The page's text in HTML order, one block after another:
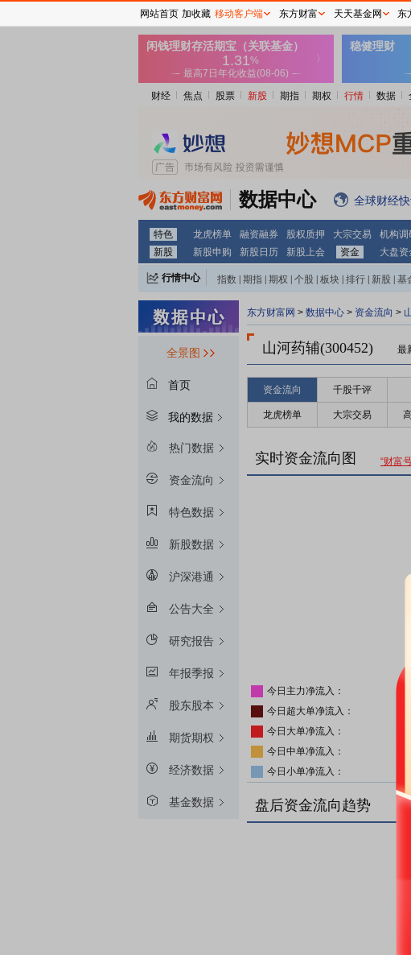
财经 焦点 股票 新股 期指 期权 行情 数据
数据中心 全球财经
特色 龙虎榜单 融资融券 股权质押 大宗交易 机构调
新股
新股申购 新股日历 新股上会 资金 大盘资
行情中心 指数 期指 期权 个股 板块 排行 新股 基
全景图
首页
我的数据
热门数据
资金流向
特色数据
新股数据
沪深港通
公告大全
研究报告
年报季报
股东股本
期货期权
经济数据
基金数据
东方财富网 > 数据中心 > 资金流向 >
山河药辅(300452) 最
资金流向 千股千评
龙虎榜单 大宗交易
实时资金流向图 “财富
今日主力净流入：
今日超大单净流入：
今日大单净流入：
今日中单净流入：
今日小单净流入：
盘后资金流向趋势
网站首页 加收藏 移动客户端 东方财富 天天基金网 东